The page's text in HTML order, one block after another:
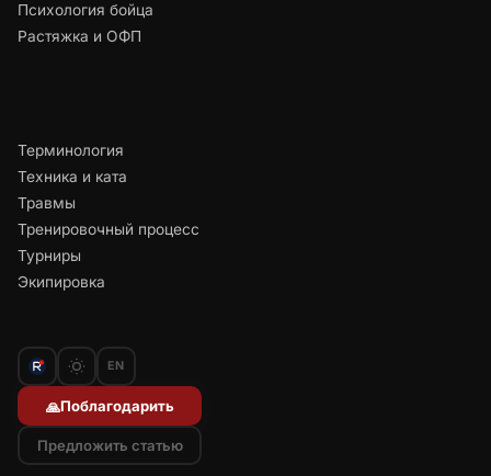
Психология бойца
Растяжка и ОФП
Терминология
Техника и ката
Травмы
Тренировочный процесс
Турниры
Экипировка
EN
🙏Поблагодарить
Предложить статью